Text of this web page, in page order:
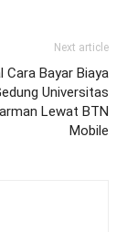
Next article
Cara Bayar Biaya
Universitas
Lewat BTN
Mobile